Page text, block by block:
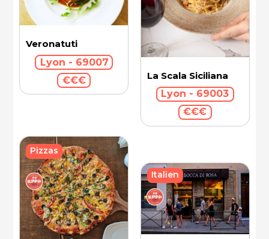
Veronatuti
Lyon - 69007
€€€
La Scala Siciliana
Lyon - 69003
€€€
Pizzas
Italien